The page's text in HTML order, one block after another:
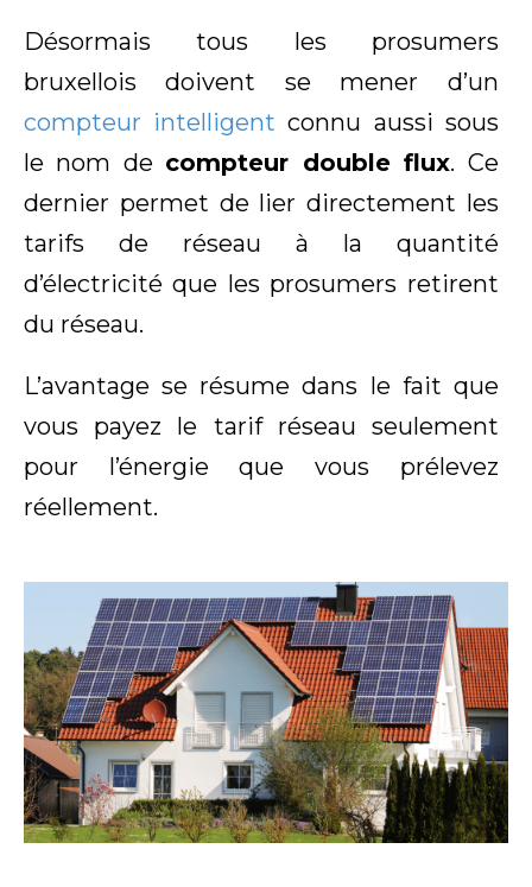
Désormais tous les prosumers
bruxellois doivent se mener d’un
compteur intelligentconnu aussi sous
le nom de compteur double flux. Ce
dernier permet de lier directement les
tarifs de réseau à la quantité
d’électricité que les prosumers retirent
du réseau.
L’avantage se résume dans le fait que
vous payez le tarif réseau seulement
pour l’énergie que vous prélevez
réellement.